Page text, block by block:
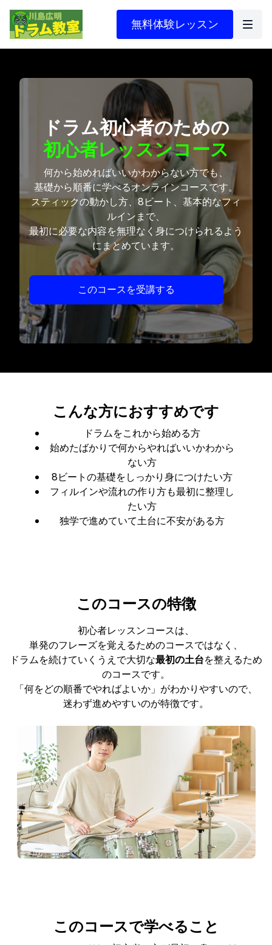
無料体験レッスン
ドラム初心者のための
初心者レッスンコース
何から始めればいいかわからない方でも、
基礎から順番に学べるオンラインコースです。
スティックの動かし方、8ビート、基本的なフィ
ルインまで、
最初に必要な内容を無理なく身につけられるよう
にまとめています。
このコースを受講する
こんな方におすすめです
ドラムをこれから始める方
始めたばかりで何からやればいいかわから
ない方
8ビートの基礎をしっかり身につけたい方
フィルインや流れの作り方も最初に整理し
たい方
独学で進めていて土台に不安がある方
このコースの特徴
初心者レッスンコースは、
単発のフレーズを覚えるためのコースではなく、
ドラムを続けていくうえで大切な最初の土台を整えるため
のコースです。
「何をどの順番でやればよいか」がわかりやすいので、
迷わず進めやすいのが特徴です。
このコースで学べること